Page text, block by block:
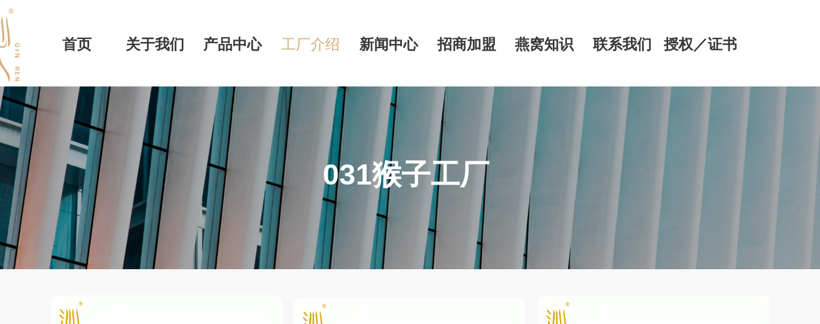
首页 关于我们 产品中心 工厂介绍 新闻中心 招商加盟 燕窝知识 联系我们 授权／证书
031猴子工厂